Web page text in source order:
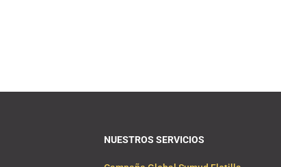
NUESTROS SERVICIOS